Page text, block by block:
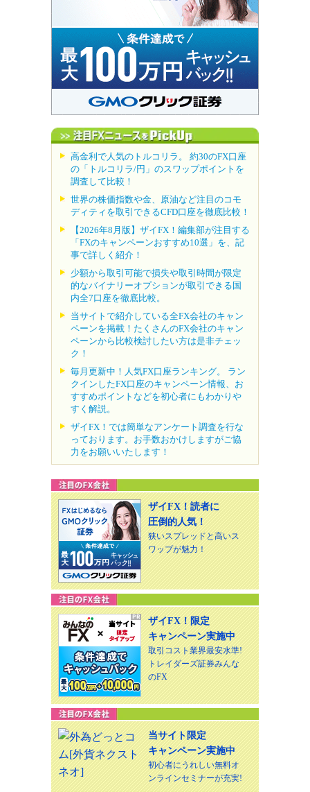
高金利で人気のトルコリラ。 約30のFX口座
の「トルコリラ/円」のスワップポイントを
調査して比較！
世界の株価指数や金、原油など注目のコモ
ディティを取引できるCFD口座を徹底比較！
【2026年8月版】ザイFX！編集部が注目する
「FXのキャンペーンおすすめ10選」を、記
事で詳しく紹介！
少額から取引可能で損失や取引時間が限定
的なバイナリーオプションが取引できる国
内全7口座を徹底比較。
当サイトで紹介している全FX会社のキャン
ペーンを掲載！たくさんのFX会社のキャン
ペーンから比較検討したい方は是非チェッ
ク！
毎月更新中！人気FX口座ランキング。 ラン
クインしたFX口座のキャンペーン情報、お
すすめポイントなどを初心者にもわかりや
すく解説。
ザイFX！では簡単なアンケート調査を行な
っております。お手数おかけしますがご協
力をお願いいたします！
ザイFX！読者に
圧倒的人気！
狭いスプレッドと高いス
ワップが魅力！
ザイFX！限定
キャンペーン実施中
取引コスト業界最安水準!
トレイダーズ証券みんな
のFX
当サイト限定
キャンペーン実施中
初心者にうれしい無料オ
ンラインセミナーが充実!